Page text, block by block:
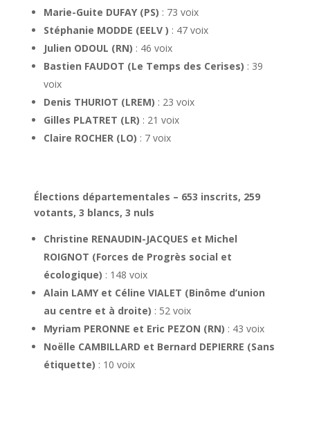
Marie-Guite DUFAY (PS) : 73 voix
Stéphanie MODDE (EELV ) : 47 voix
Julien ODOUL (RN) : 46 voix
Bastien FAUDOT (Le Temps des Cerises) : 39
voix
Denis THURIOT (LREM) : 23 voix
Gilles PLATRET (LR) : 21 voix
Claire ROCHER (LO) : 7 voix
Élections départementales – 653 inscrits, 259
votants, 3 blancs, 3 nuls
Christine RENAUDIN-JACQUES et Michel
ROIGNOT (Forces de Progrès social et
écologique) : 148 voix
Alain LAMY et Céline VIALET (Binôme d’union
au centre et à droite) : 52 voix
Myriam PERONNE et Eric PEZON (RN) : 43 voix
Noëlle CAMBILLARD et Bernard DEPIERRE (Sans
étiquette) : 10 voix